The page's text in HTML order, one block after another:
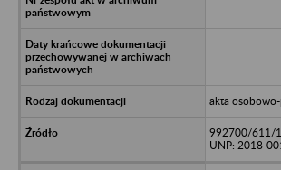
akta
992700/611/
UNP: 2018-